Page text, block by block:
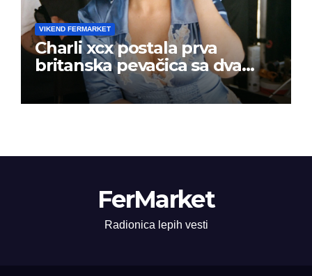
VIKEND FERMARKET
Charli xcx postala prva
britanska pevačica sa dva
albuma na prvom mestu u
istoj kalendarskoj godini
FerMarket
Radionica lepih vesti